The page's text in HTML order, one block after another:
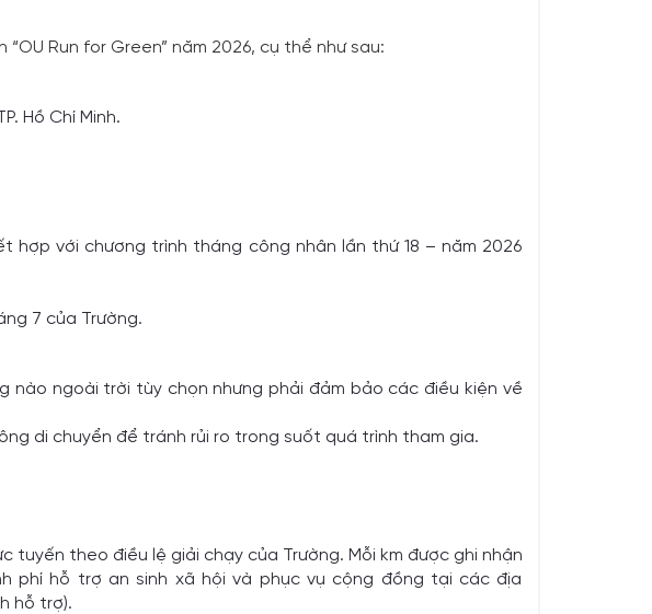
Run for Green” năm 2026, cụ thể như sau:
Hồ Chí Minh.
với chương trình tháng công nhân lần thứ 18 – năm 2026
7 của Trường.
nào ngoài trời tùy chọn nhưng phải đảm bảo các điều kiện về
di chuyển để tránh rủi ro trong suốt quá trình tham gia.
theo điều lệ giải chạy của Trường. Mỗi km được ghi nhận
phí hỗ trợ an sinh xã hội và phục vụ cộng đồng tại các địa
hỗ trợ).